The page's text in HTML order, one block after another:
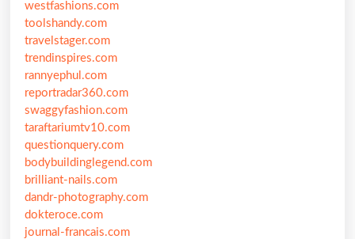
westfashions.com
toolshandy.com
travelstager.com
trendinspires.com
rannyephul.com
reportradar360.com
swaggyfashion.com
taraftariumtv10.com
questionquery.com
bodybuildinglegend.com
brilliant-nails.com
dandr-photography.com
dokteroce.com
journal-francais.com